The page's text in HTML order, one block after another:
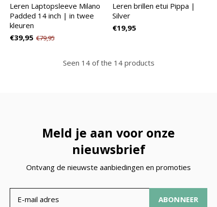
Leren Laptopsleeve Milano
Padded 14 inch | in twee
kleuren
€39,95 €79,95
Leren brillen etui Pippa |
Silver
€19,95
Seen 14 of the 14 products
Meld je aan voor onze
nieuwsbrief
Ontvang de nieuwste aanbiedingen en promoties
ABONNEER